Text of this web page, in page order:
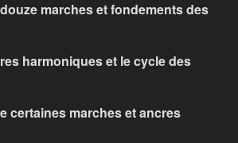
marches et fondements des
harmoniques et le cycle des
certaines marches et ancres